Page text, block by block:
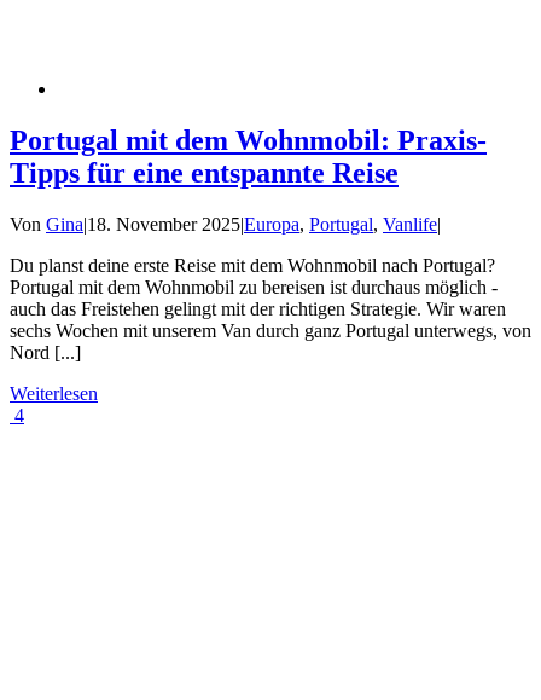
Portugal mit dem Wohnmobil: Praxis-
Tipps für eine entspannte Reise
Von Gina|18. November 2025|Europa, Portugal, Vanlife|
Du planst deine erste Reise mit dem Wohnmobil nach Portugal?
Portugal mit dem Wohnmobil zu bereisen ist durchaus möglich -
auch das Freistehen gelingt mit der richtigen Strategie. Wir waren
sechs Wochen mit unserem Van durch ganz Portugal unterwegs, von
Nord [...]
Weiterlesen
4